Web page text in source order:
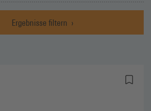
Ergebnisse filtern